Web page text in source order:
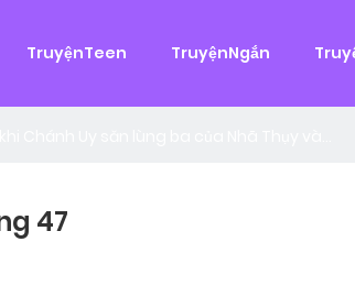
TruyệnTeen TruyệnNgắn
Hùng, một tên cướp biển chân chính.
47